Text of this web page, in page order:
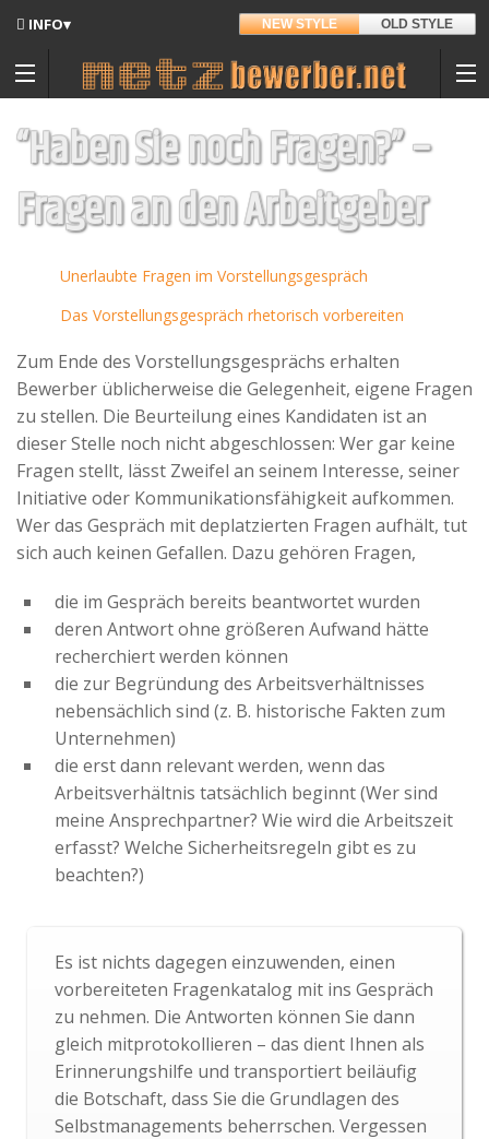
NEW STYLE OLD STYLE
INFO▾
Updates
Entwickler
Hintergrund
Kontakt
Datenschutz
Nutzungsbedingungen
Spenden
Advertiser
Materialpool für Bewerber
“Haben Sie noch Fragen?” –
Fragen an den Arbeitgeber
Unerlaubte Fragen im Vorstellungsgespräch
Das Vorstellungsgespräch rhetorisch vorbereiten
Zum Ende des Vorstellungsgesprächs erhalten
Bewerber üblicherweise die Gelegenheit, eigene Fragen
zu stellen. Die Beurteilung eines Kandidaten ist an
dieser Stelle noch nicht abgeschlossen: Wer gar keine
Fragen stellt, lässt Zweifel an seinem Interesse, seiner
Initiative oder Kommunikationsfähigkeit aufkommen.
Wer das Gespräch mit deplatzierten Fragen aufhält, tut
sich auch keinen Gefallen. Dazu gehören Fragen,
die im Gespräch bereits beantwortet wurden
deren Antwort ohne größeren Aufwand hätte
recherchiert werden können
die zur Begründung des Arbeitsverhältnisses
nebensächlich sind (z. B. historische Fakten zum
Unternehmen)
die erst dann relevant werden, wenn das
Arbeitsverhältnis tatsächlich beginnt (Wer sind
meine Ansprechpartner? Wie wird die Arbeitszeit
erfasst? Welche Sicherheitsregeln gibt es zu
beachten?)
Es ist nichts dagegen einzuwenden, einen
vorbereiteten Fragenkatalog mit ins Gespräch
zu nehmen. Die Antworten können Sie dann
gleich mitprotokollieren – das dient Ihnen als
Erinnerungshilfe und transportiert beiläufig
die Botschaft, dass Sie die Grundlagen des
Selbstmanagements beherrschen. Vergessen